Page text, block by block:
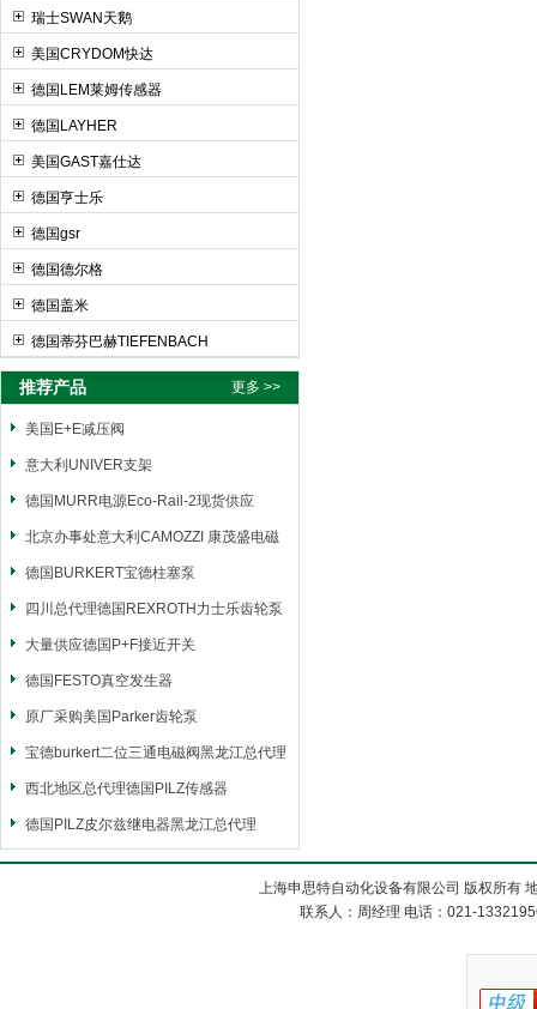
瑞士SWAN天鹅
美国CRYDOM快达
德国LEM莱姆传感器
德国LAYHER
美国GAST嘉仕达
德国亨士乐
德国gsr
德国德尔格
德国盖米
德国蒂芬巴赫TIEFENBACH
推荐产品 更多 >>
美国E+E减压阀
意大利UNIVER支架
德国MURR电源Eco-Rail-2现货供应
北京办事处意大利CAMOZZI 康茂盛电磁
阀
德国BURKERT宝德柱塞泵
四川总代理德国REXROTH力士乐齿轮泵
大量供应德国P+F接近开关
德国FESTO真空发生器
原厂采购美国Parker齿轮泵
宝德burkert二位三通电磁阀黑龙江总代理
西北地区总代理德国PILZ传感器
德国PILZ皮尔兹继电器黑龙江总代理
上海申思特自动化设备有限公司 版权所有
联系人：周经理 电话：021-